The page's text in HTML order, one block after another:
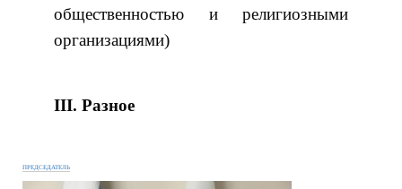
общественностью и религиозными
организациями)
III. Разное
ПРЕДСЕДАТЕЛЬ